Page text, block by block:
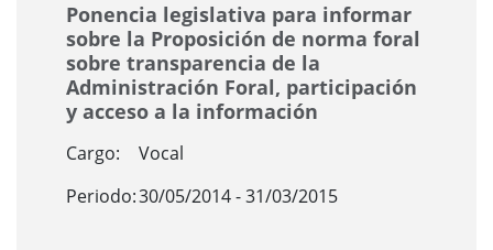
Ponencia legislativa para informar
sobre la Proposición de norma foral
sobre transparencia de la
Administración Foral, participación
y acceso a la información
Cargo:
Vocal
Periodo:30/05/2014 - 31/03/2015